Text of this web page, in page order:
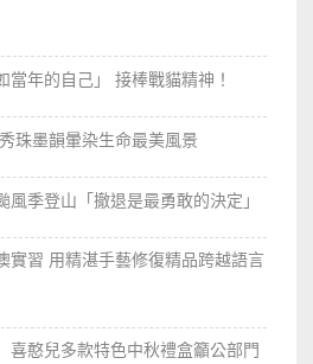
當年的自己」 接棒戰貓精神！
珠墨韻暈染生命最美風景
季登山「撤退是最勇敢的決定」
實習 用精湛手藝修復精品跨越語言
憨兒多款特色中秋禮盒籲公部門